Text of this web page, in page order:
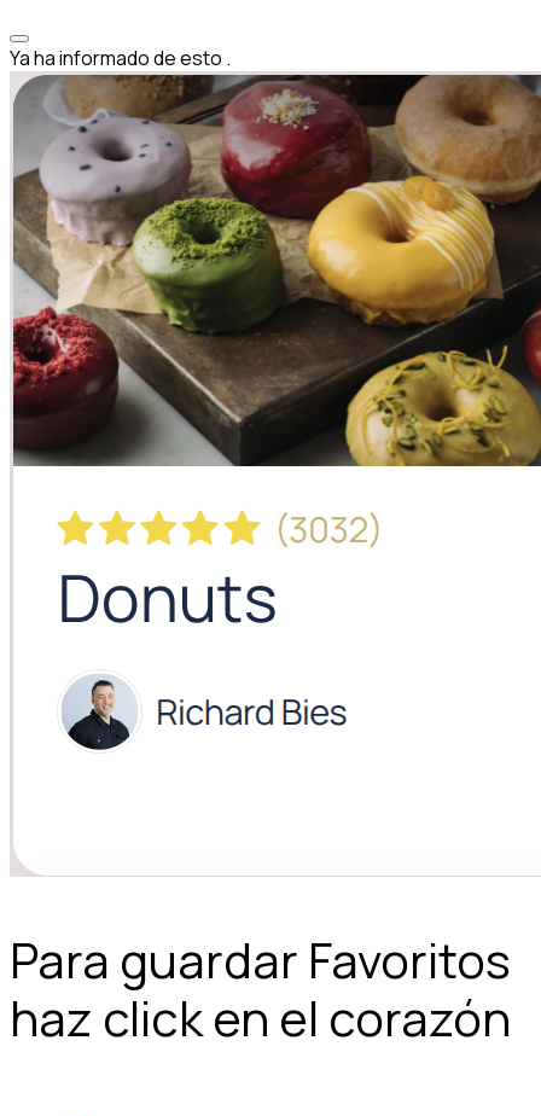
Ya ha informado de esto .
Para guardar Favoritos
haz click en el corazón